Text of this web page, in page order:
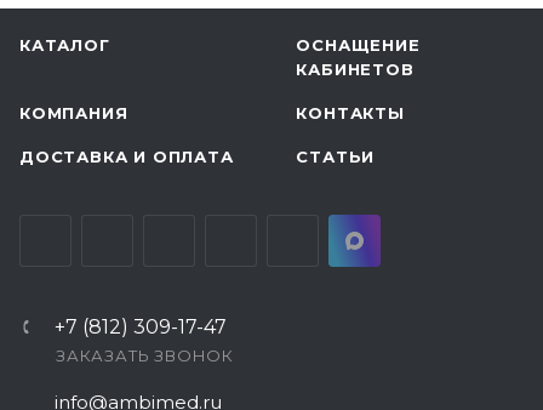
КАТАЛОГ
ОСНАЩЕНИЕ
КАБИНЕТОВ
КОМПАНИЯ КОНТАКТЫ
ДОСТАВКА И ОПЛАТА СТАТЬИ
+7 (812) 309-17-47
ЗАКАЗАТЬ ЗВОНОК
info@ambimed.ru